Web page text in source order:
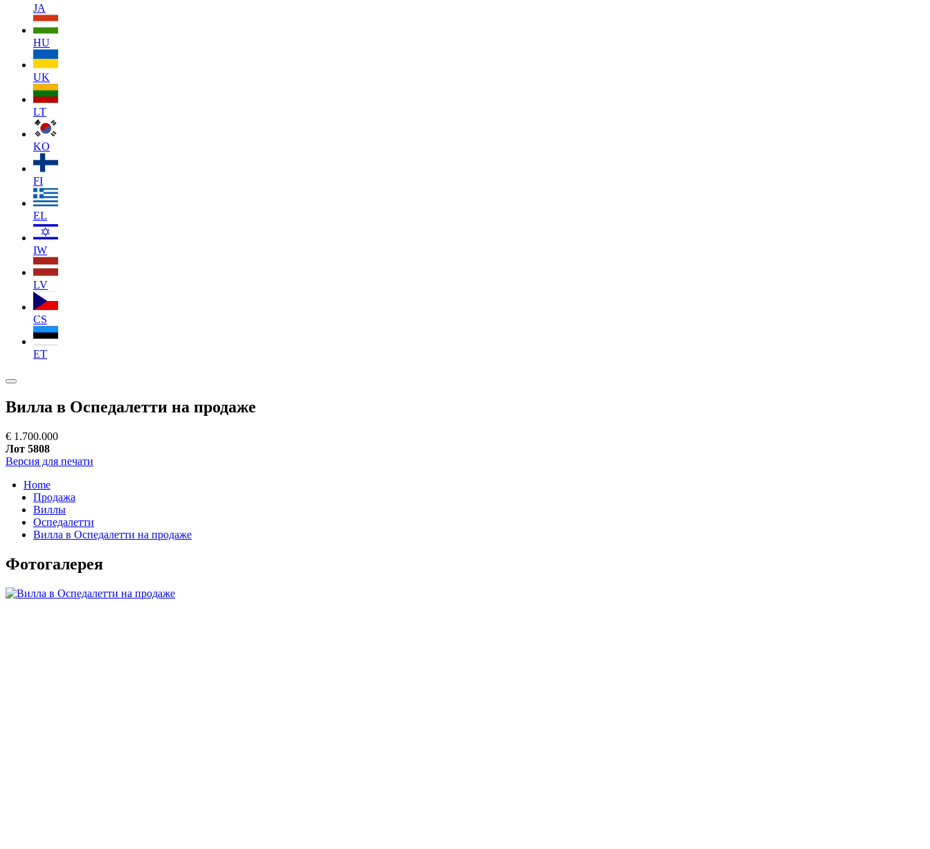
JA
HU
UK
LT
KO
FI
EL
IW
LV
CS
ET
Вилла в Оспедалетти на продаже
€ 1.700.000
Лот 5808
Версия для печати
Home
Продажа
Виллы
Оспедалетти
Вилла в Оспедалетти на продаже
Фотогалерея